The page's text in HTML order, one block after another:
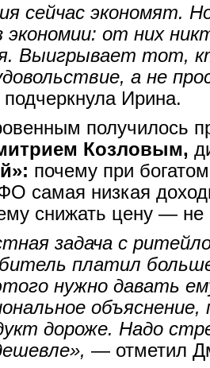
сейчас экономят.
экономии: от них
Выигрывает тот,
а не
Ирина.
получилось
Козловым,
почему при
самая низкая
снижать цену — не
задача с
платил
нужно давать
дороже. Надо
— отметил